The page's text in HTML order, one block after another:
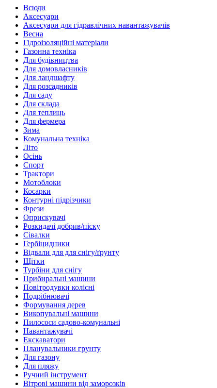
Всюди
Аксесуари
Аксесуари для гідравлічних навантажувачів
Весна
Гідроізоляційні матеріали
Газонна техніка
Для будівництва
Для домовласників
Для ландшафту
Для розсадників
Для саду
Для склада
Для теплиць
Для фермера
Зима
Комунальна техніка
Літо
Осінь
Спорт
Трактори
Мотоблоки
Косарки
Контурні підрізчики
Фрези
Оприскувачі
Розкидачі добрив/піску
Сівалки
Гербіцидники
Відвали для для снігу/ґрунту
Щітки
Турбіни для снігу
Прибиральні машини
Повітродувки колісні
Подрібнювачі
Формування дерев
Викопувальні машини
Пилососи садово-комунальні
Навантажувачі
Екскаватори
Планувальники грунту
Для газону
Для пляжу
Ручний інструмент
Вітрові машини від заморозків